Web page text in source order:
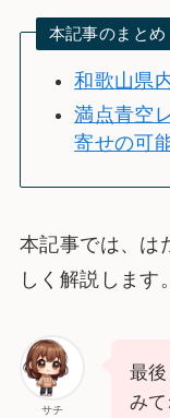
本記事のまと
和歌山県
満点青空
寄せの可
本記事では、は
しく解説します。
サチ
最
みて